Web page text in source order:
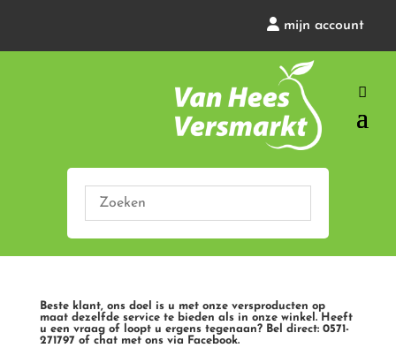
mijn account
Beste klant, ons doel is u met onze versproducten op
maat dezelfde service te bieden als in onze winkel. Heeft
u een vraag of loopt u ergens tegenaan? Bel direct: 0571-
271797 of chat met ons via Facebook.